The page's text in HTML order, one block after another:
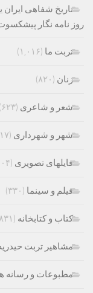
تاریخ شفاهی ایران
روز نامه نگار
تربت ما (۱,۰۱۶)
زنان (۸۲۰)
شعر و شاعری (۶۲۳)
شهر و شهرداری (۸۱۷)
فایلهای تصویری (۱۰۴)
فیلم و سینما (۳۳۰)
کتاب و کتابخانه (۸۳۱)
مشاهیر تربت
مطبوعات و رسانه